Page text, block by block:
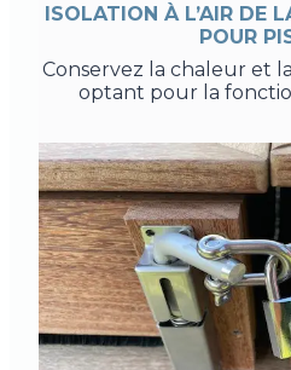
ISOLATION À L’AIR DE
POUR
Conservez la chaleur et
optant pour la